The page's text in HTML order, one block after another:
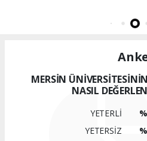
MERSİN
NASIL
YETERLİ
YETERSİZ